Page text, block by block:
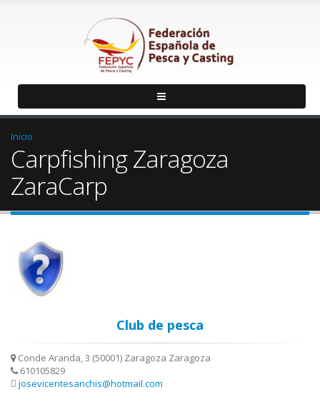
Inicio
Carpfishing Zaragoza
ZaraCarp
Club de pesca
Conde Aranda, 3 (50001) Zaragoza Zaragoza
610105829
josevicentesanchis@hotmail.com